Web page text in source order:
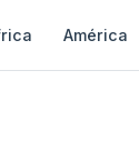
América